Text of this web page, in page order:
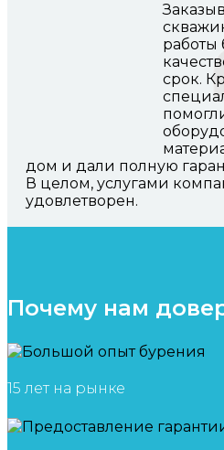
срок.
дом и дали полную
В целом, услугами
удовлетворен.
Почему нам
15 лет на рынке